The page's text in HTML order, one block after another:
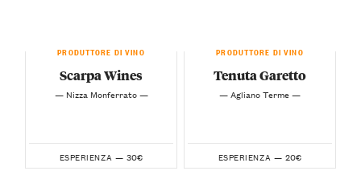
PRODUTTORE DI VINO
Scarpa Wines
— Nizza Monferrato —
ESPERIENZA — 30€
PRODUTTORE DI VINO
Tenuta Garetto
— Agliano Terme —
ESPERIENZA — 20€